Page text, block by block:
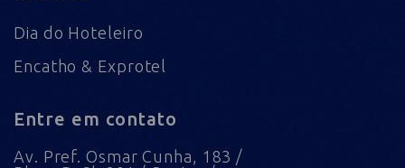
Dia do Hoteleiro
Encatho & Exprotel
Entre em contato
Av. Pref. Osmar Cunha, 183 /